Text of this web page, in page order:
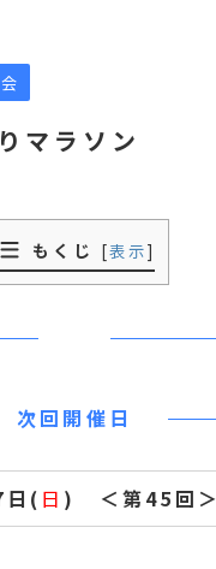
マラソン
もくじ [表示]
次回開催日
( 日 ) ＜第45回＞